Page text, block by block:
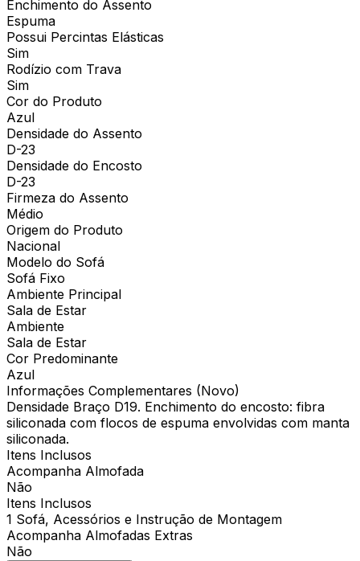
Enchimento do Assento
Espuma
Possui Percintas Elásticas
Sim
Rodízio com Trava
Sim
Cor do Produto
Azul
Densidade do Assento
D-23
Densidade do Encosto
D-23
Firmeza do Assento
Médio
Origem do Produto
Nacional
Modelo do Sofá
Sofá Fixo
Ambiente Principal
Sala de Estar
Ambiente
Sala de Estar
Cor Predominante
Azul
Informações Complementares (Novo)
Densidade Braço D19. Enchimento do encosto: fibra
siliconada com flocos de espuma envolvidas com manta
siliconada.
Itens Inclusos
Acompanha Almofada
Não
Itens Inclusos
1 Sofá, Acessórios e Instrução de Montagem
Acompanha Almofadas Extras
Não